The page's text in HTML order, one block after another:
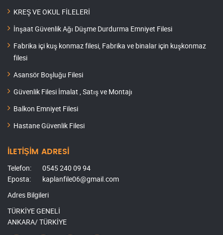
KREŞ VE OKUL FİLELERİ
İnşaat Güvenlik Ağı Düşme Durdurma Emniyet Filesi
Fabrika içi kuş konmaz filesi, Fabrika ve binalar için kuşkonmaz
filesi
Asansör Boşluğu Filesi
Güvenlik Filesi İmalat , Satış ve Montajı
Balkon Emniyet Filesi
Hastane Güvenlik Filesi
İLETİŞİM ADRESİ
Telefon:
0545 240 09 94
Eposta:
kaplanfile06@gmail.com
Adres Bilgileri
TÜRKİYE GENELİ
ANKARA/ TÜRKİYE